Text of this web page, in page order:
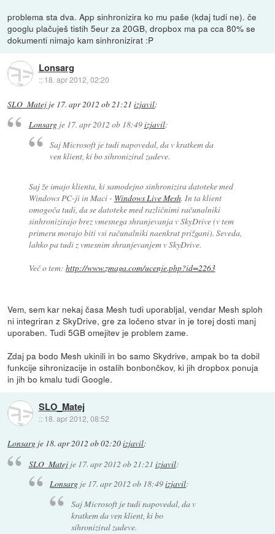
problema sta dva. App sinhronizira ko mu paše (kdaj tudi ne). če
googlu plačuješ tistih 5eur za 20GB, dropbox ma pa cca 80% se
dokumenti nimajo kam sinhronizirat :P
Lonsarg
:: 18. apr 2012, 02:20
SLO_Matej je 17. apr 2012 ob 21:21 izjavil:
Lonsargje 17. apr 2012 ob 18:49izjavil:
Saj Microsoft je tudi napovedal, da v kratkem da
ven klient, ki bo sihroniziral zadeve.
Saj že imajo klienta, ki samodejno sinhronizira datoteke med
Windows PC-ji in Maci - Windows Live Mesh. In ta klient
omogoča tudi, da se datoteke med različnimi računalniki
sinhronizirajo brez vmesnega shranjevanja v SkyDrive (v tem
primeru morajo biti vsi računalniki naenkrat prižgani). Seveda,
lahko pa tudi z vmesnim shranjevanjem v SkyDrive.
Več o tem: http://www.zmaga.com/ucenje.php?id=2263
Vem, sem kar nekaj časa Mesh tudi uporabljal, vendar Mesh sploh
ni integriran z SkyDrive, gre za ločeno stvar in je torej dosti manj
uporaben. Tudi 5GB omejitev je problem zame.
Zdaj pa bodo Mesh ukinili in bo samo Skydrive, ampak bo ta dobil
funkcije sihronizacije in ostalih bonbončkov, ki jih dropbox ponuja
in jih bo kmalu tudi Google.
SLO_Matej
:: 18. apr 2012, 08:52
Lonsarg je 18. apr 2012 ob 02:20izjavil:
SLO_Matejje 17. apr 2012 ob 21:21 izjavil:
Lonsarg je 17. apr 2012 ob 18:49izjavil:
Saj Microsoft je tudi napovedal, da v
kratkem da ven klient, ki bo
sihroniziral zadeve.